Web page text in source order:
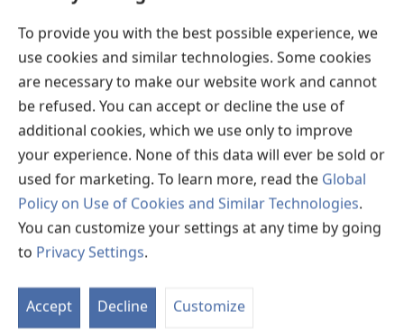
To provide you with the best possible experience, we
use cookies and similar technologies. Some cookies
are necessary to make our website work and cannot
be refused. You can accept or decline the use of
additional cookies, which we use only to improve
your experience. None of this data will ever be sold or
used for marketing. To learn more, read the Global
Policy on Use of Cookies and Similar Technologies.
You can customize your settings at any time by going
to Privacy Settings.
Accept Decline Customize